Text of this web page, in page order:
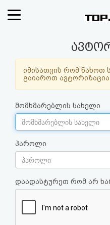
ფოსტა
კითხვა-
პასუხი
ავტორიზაცია
რეგისტრაცია
პაროლის
იმისათვის რომ ნახოთ
გაიაროთ ავტორიზაცია
მომხმარებლის სახელი
პაროლი
დაადასტურეთ რომ არ